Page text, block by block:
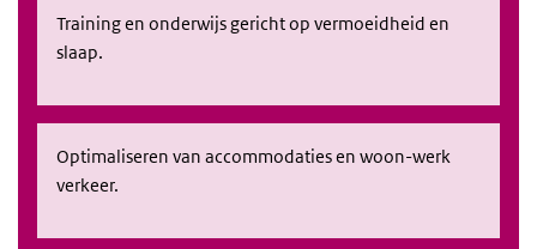
Training en onderwijs gericht op vermoeidheid en
slaap.
Optimaliseren van accommodaties en woon-werk
verkeer.